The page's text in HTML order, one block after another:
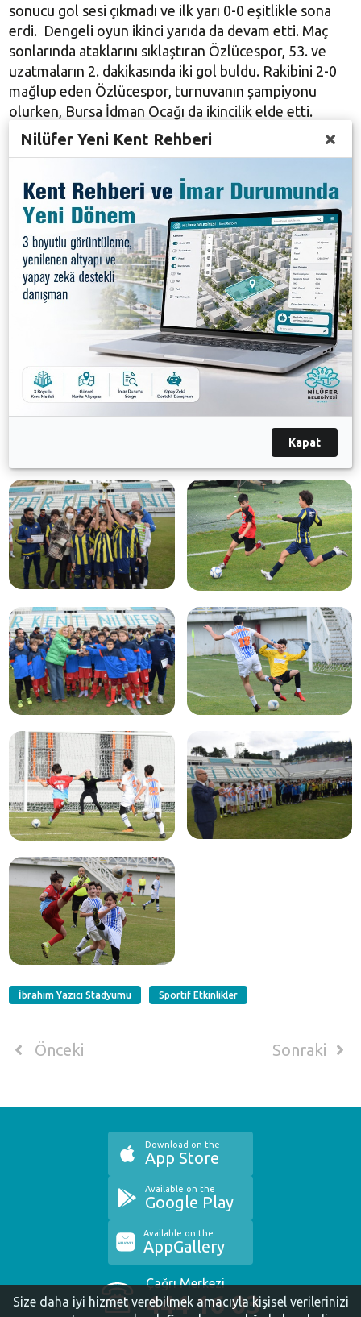
sonucu gol sesi çıkmadı ve ilk yarı 0-0 eşitlikle sona
erdi. Dengeli oyun ikinci yarıda da devam etti. Maç
sonlarında ataklarını sıklaştıran Özlücespor, 53. ve
uzatmaların 2. dakikasında iki gol buldu. Rakibini 2-0
mağlup eden Özlücespor, turnuvanın şampiyonu
olurken, Bursa İdman Ocağı da ikincilik elde etti.
Turnuvanın en centilmen takımı ise Yüzüncüyılspor
Turnuvaya katılan tüm takımları Nilüfer Belediye
Başkanı Turgay Erdem adına kutlayan Nilüfer
Belediye Başkan Yardımcısı Remzi Çınar, “12 takım ve
240 futbolcunun katıldığı bir organizasyonda hiç
kırmızı ve sarı kart çıkmaması en önemli başarıdır. Biz
Nilüfer Belediyesi olarak spor tüm dallarını çocuklar
ve gençlerle buluşturmak için çalışıyoruz” dedi.
Konuşmaların ardından Nilüfer Belediye Başkan
Yardımcıları Remzi Çınar ile Dr. Sibel Özer ve Gençlik
ve Spor Hizmetleri Müdürü Hülya Akgül, dereceye
girenlerin ödüllerini verdi.
İbrahim Yazıcı Stadyumu Sportif Etkinlikler
Önceki Sonraki
Çağrı Merkezi
444 16 03
Download on the
App Store
Available on the
Google Play
Available on the
AppGallery
Nilüfer Yeni Kent Rehberi
Kapat
Size daha iyi hizmet verebilmek amacıyla kişisel verilerinizi